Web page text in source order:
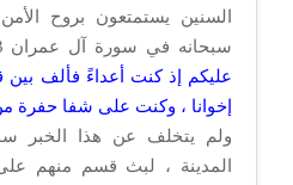
السنين يستمتعون بروح
سبحانه في سورة آل عمران 103 :
عليكم إذ كنت أعداءً فألف بين
إخوانا ، وكنت على شفا حفرة
ولم يتخلف عن هذا الخبر
المدينة ، لبث قسم منهم